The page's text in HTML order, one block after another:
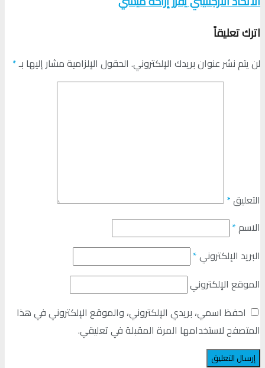
اترك تعليقاً
لن يتم نشر عنوان بريدك الإلكتروني. الحقول الإلزامية مشار إليها بـ*
التعليق*
الاسم*
البريد الإلكتروني*
الموقع الإلكتروني
احفظ اسمي، بريدي الإلكتروني، والموقع الإلكتروني في هذا
المتصفح لاستخدامها المرة المقبلة في تعليقي.